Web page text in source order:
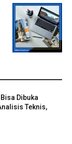
Dibuka
Teknis,